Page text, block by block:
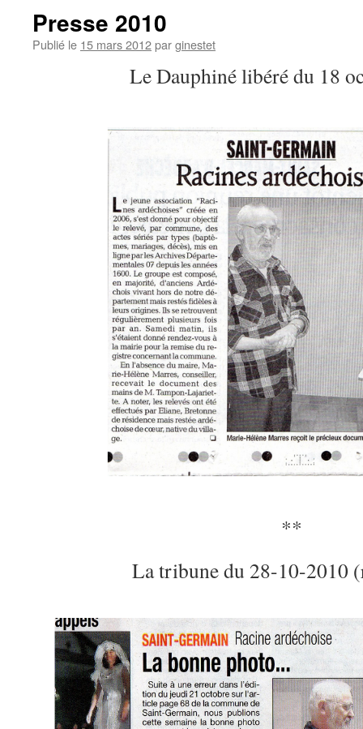
Presse 2010
Publié le 15 mars 2012parginestet
Le Dauphiné libéré du 18
**
La tribune du 28-10-2010